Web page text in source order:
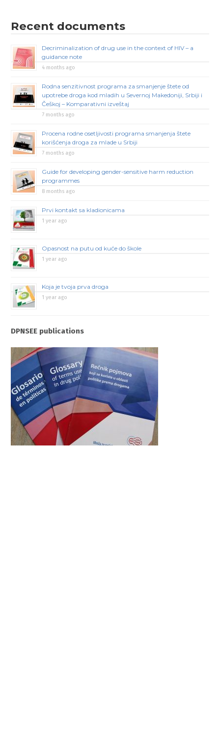
Recent documents
Decriminalization of drug use in the context of HIV – a
guidance note
4 months ago
Rodna senzitivnost programa za smanjenje štete od
upotrebe droga kod mladih u Severnoj Makedoniji, Srbiji i
Češkoj – Komparativni izveštaj
7 months ago
Procena rodne osetljivosti programa smanjenja štete
korišćenja droga za mlade u Srbiji
7 months ago
Guide for developing gender-sensitive harm reduction
programmes
8 months ago
Prvi kontakt sa kladionicama
1 year ago
Opasnost na putu od kuće do škole
1 year ago
Koja je tvoja prva droga
1 year ago
DPNSEE publications